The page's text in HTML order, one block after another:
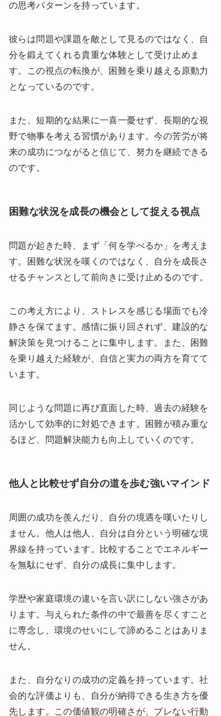
の思考パターンを持っています。
彼らは問題や課題を敵として見るのではなく、自
分を鍛えてくれる貴重な体験として受け止めま
す。この視点の転換が、困難を乗り越える原動力
となっているのです。
また、短期的な結果に一喜一憂せず、長期的な視
野で物事を考える習慣があります。今の苦労が将
来の成功につながると信じて、努力を継続できる
のです。
困難な状況を成長の機会として捉える視点
問題が起きた時、まず「何を学べるか」を考えま
す。困難な状況を嘆くのではなく、自分を成長さ
せるチャンスとして前向きに受け止めるのです。
この考え方により、ストレスを感じる場面でも冷
静さを保てます。感情に振り回されず、建設的な
解決策を見つけることに集中します。また、困難
を乗り越えた経験が、自信と実力の両方を育てて
います。
同じような問題に再び直面した時、過去の経験を
活かして効率的に対処できます。困難が積み重な
るほど、問題解決能力も向上していくのです。
他人と比較せず自分の道を歩む強いマインド
周囲の成功を羨んだり、自分の境遇を嘆いたりし
ません。他人は他人、自分は自分という明確な境
界線を持っています。比較することでエネルギー
を無駄にせず、自分の成長に集中します。
学歴や家庭環境の違いを言い訳にしない強さがあ
ります。与えられた条件の中で最善を尽くすこと
に専念し、環境のせいにして諦めることはありま
せん。
また、自分なりの成功の定義を持っています。社
会的な評価よりも、自分が納得できる生き方を優
先します。この価値観の明確さが、ブレない行動